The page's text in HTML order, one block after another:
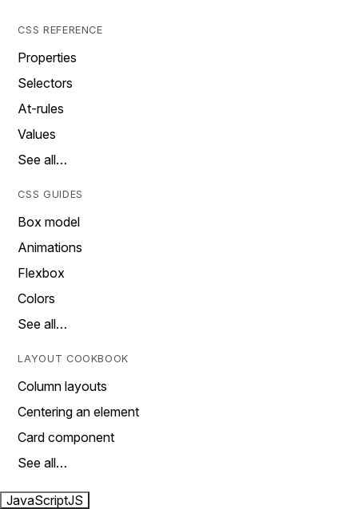
CSS REFERENCE
Properties
Selectors
At-rules
Values
See all…
CSS GUIDES
Box model
Animations
Flexbox
Colors
See all…
LAYOUT COOKBOOK
Column layouts
Centering an element
Card component
See all…
JavaScriptJS